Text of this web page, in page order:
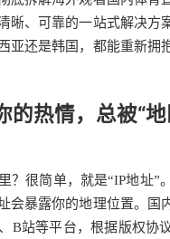
晰、可靠的一站式解决方
亚还是韩国，都能重新拥
的热情，总被“
？很简单，就是“IP地址”
会暴露你的地理位置。国
B站等平台，根据版权协